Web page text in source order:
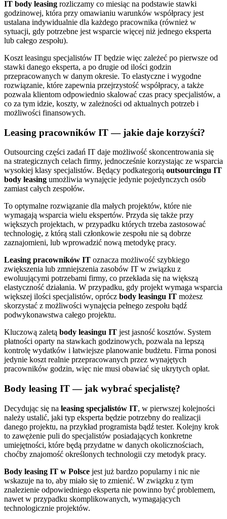
IT body leasing rozliczamy co miesiąc na podstawie stawki
godzinowej, która przy omawianiu warunków współpracy jest
ustalana indywidualnie dla każdego pracownika (również w
sytuacji, gdy potrzebne jest wsparcie więcej niż jednego eksperta
lub całego zespołu).
Koszt leasingu specjalistów IT będzie więc zależeć po pierwsze od
stawki danego eksperta, a po drugie od ilości godzin
przepracowanych w danym okresie. To elastyczne i wygodne
rozwiązanie, które zapewnia przejrzystość współpracy, a także
pozwala klientom odpowiednio skalować czas pracy specjalistów, a
co za tym idzie, koszty, w zależności od aktualnych potrzeb i
możliwości finansowych.
Leasing pracowników IT — jakie daje korzyści?
Outsourcing części zadań IT daje możliwość skoncentrowania się
na strategicznych celach firmy, jednocześnie korzystając ze wsparcia
wysokiej klasy specjalistów. Będący podkategorią outsourcingu IT
body leasing umożliwia wynajęcie jedynie pojedynczych osób
zamiast całych zespołów.
To optymalne rozwiązanie dla małych projektów, które nie
wymagają wsparcia wielu ekspertów. Przyda się także przy
większych projektach, w przypadku których trzeba zastosować
technologię, z którą stali członkowie zespołu nie są dobrze
zaznajomieni, lub wprowadzić nową metodykę pracy.
Leasing pracowników IT oznacza możliwość szybkiego
zwiększenia lub zmniejszenia zasobów IT w związku z
ewoluującymi potrzebami firmy, co przekłada się na większą
elastyczność działania. W przypadku, gdy projekt wymaga wsparcia
większej ilości specjalistów, oprócz body leasingu IT możesz
skorzystać z możliwości wynajęcia pełnego zespołu bądź
podwykonawstwa całego projektu.
Kluczową zaletą body leasingu IT jest jasność kosztów. System
płatności oparty na stawkach godzinowych, pozwala na lepszą
kontrolę wydatków i łatwiejsze planowanie budżetu. Firma ponosi
jedynie koszt realnie przepracowanych przez wynajętych
pracowników godzin, więc nie musi obawiać się ukrytych opłat.
Body leasing IT — jak wybrać specjalistę?
Decydując się na leasing specjalistów IT, w pierwszej kolejności
należy ustalić, jaki typ eksperta będzie potrzebny do realizacji
danego projektu, na przykład programista bądź tester. Kolejny krok
to zawężenie puli do specjalistów posiadających konkretne
umiejętności, które będą przydatne w danych okolicznościach,
choćby znajomość określonych technologii czy metodyk pracy.
Body leasing IT w Polsce jest już bardzo popularny i nic nie
wskazuje na to, aby miało się to zmienić. W związku z tym
znalezienie odpowiedniego eksperta nie powinno być problemem,
nawet w przypadku skomplikowanych, wymagających
technologicznie projektów.